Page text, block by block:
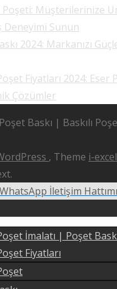
Poşeti: Müşterilerinize
Deneyimi Sunun
2024: Markanızı
Fiyatları 2024:
Çözümler
Baskı | Baskılı
, Theme i-excel
WhatsApp İletişim
İmalatı | Poşet
Fiyatları